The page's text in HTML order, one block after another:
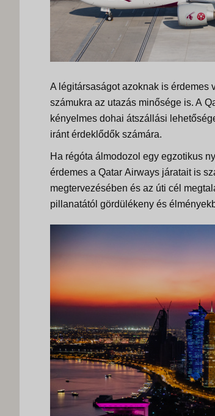
A légitársaságot azoknak is érdemes
számukra az utazás minősége is. A
kényelmes dohai átszállási
iránt érdeklődők számára.
Ha régóta álmodozol egy egzotikus
érdemes a Qatar Airways járatait is
megtervezésében és az úti cél
pillanatától gördülékeny és